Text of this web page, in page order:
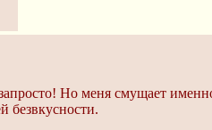
Но меня смущает
безвкусности.